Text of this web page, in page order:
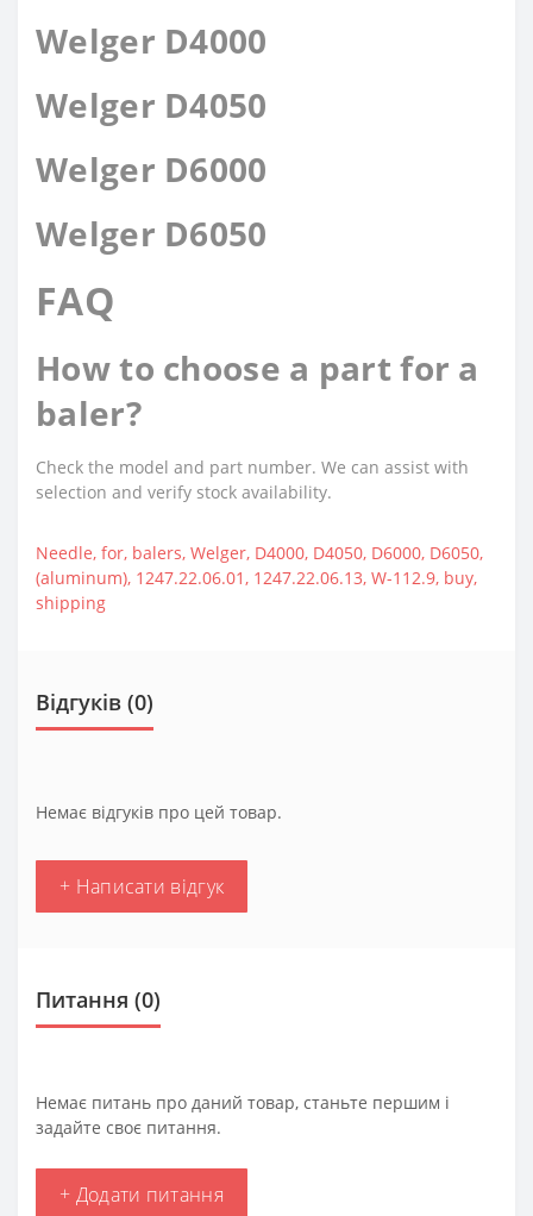
Welger D4000
Welger D4050
Welger D6000
Welger D6050
FAQ
How to choose a part for a
baler?
Check the model and part number. We can assist with
selection and verify stock availability.
Needle, for, balers, Welger, D4000, D4050, D6000, D6050,
(aluminum), 1247.22.06.01, 1247.22.06.13, W-112.9, buy,
shipping
Відгуків (0)
Немає відгуків про цей товар.
+ Написати відгук
Питання (0)
Немає питань про даний товар, станьте першим і
задайте своє питання.
+ Додати питання